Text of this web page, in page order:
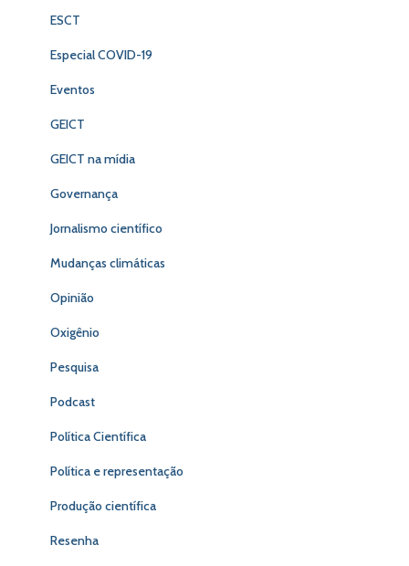
ESCT
Especial COVID-19
Eventos
GEICT
GEICT na mídia
Governança
Jornalismo científico
Mudanças climáticas
Opinião
Oxigênio
Pesquisa
Podcast
Política Científica
Política e representação
Produção científica
Resenha